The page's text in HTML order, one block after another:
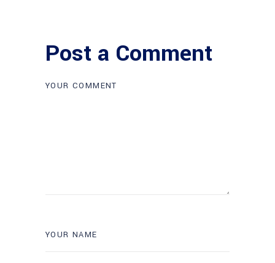
Post a Comment